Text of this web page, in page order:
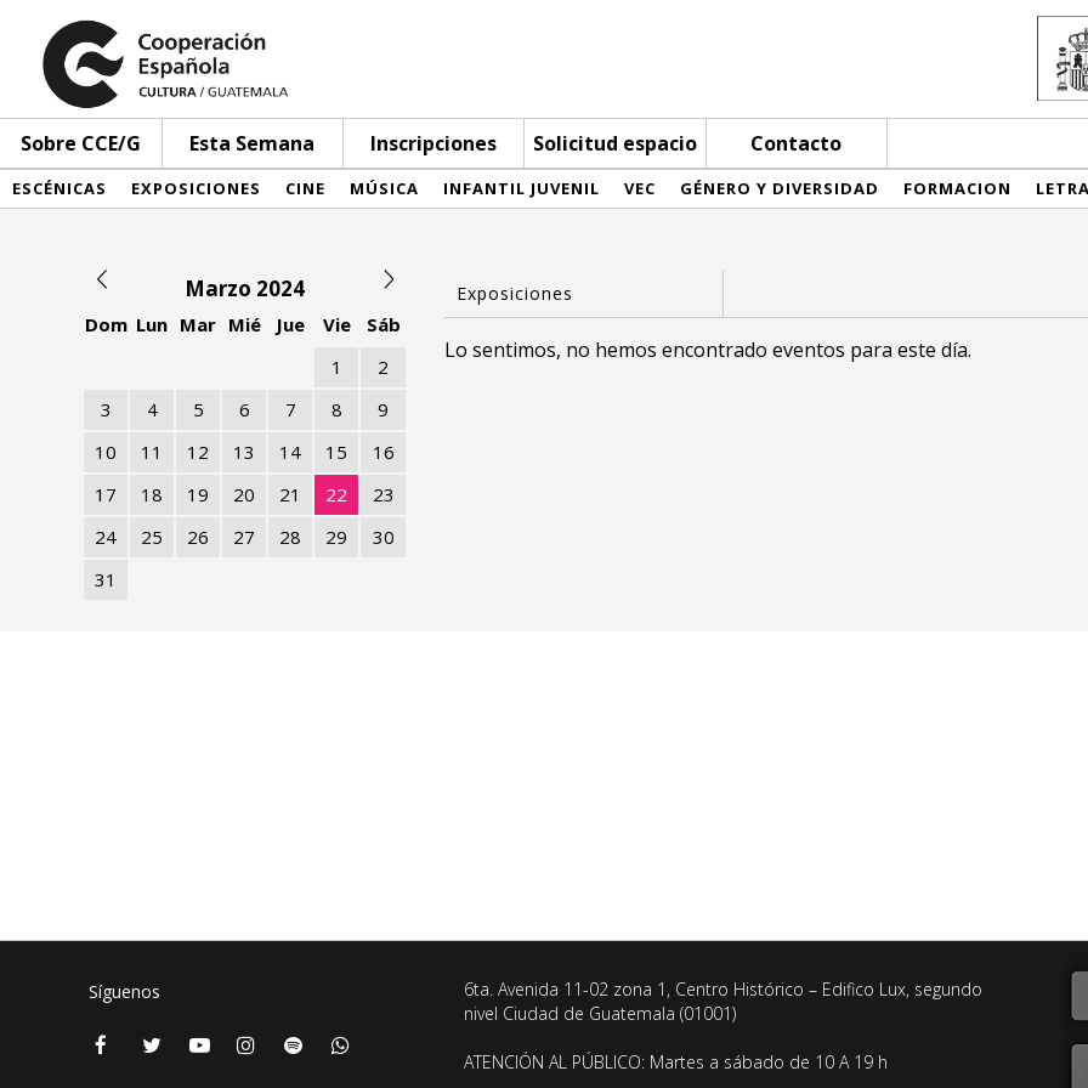
Sobre CCE/G Esta Semana Inscripciones Solicitud espacio Contacto
ESCÉNICAS EXPOSICIONES CINE MÚSICA INFANTIL JUVENIL VEC GÉNERO Y DIVERSIDAD FORMACION
Marzo 2024
Dom Lun Mar Mié Jue Vie
Sáb
1
2
3
4 5 6 7 8
9
10
11 12 13 14 15
16
17
18 19 20 21 22
23
24
25 26 27 28 29
30
31
Lo sentimos, no hemos encontrado eventos para este día.
Síguenos
6ta. Avenida 11-02 zona 1, Centro Histórico – Edifico Lux, segundo
nivel Ciudad de Guatemala (01001)
ATENCIÓN AL PÚBLICO: Martes a sábado de 10 A 19 h